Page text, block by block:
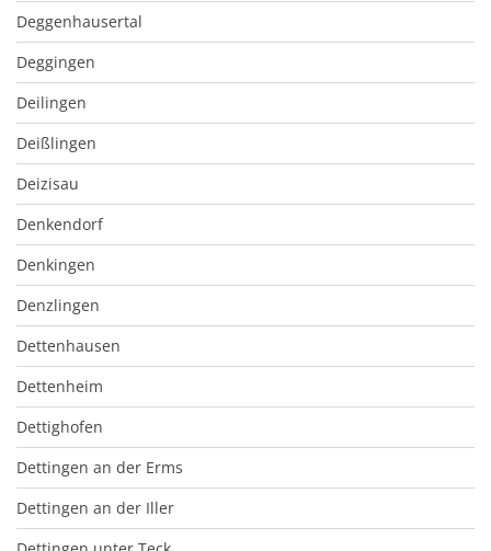
Deggenhausertal
Deggingen
Deilingen
Deißlingen
Deizisau
Denkendorf
Denkingen
Denzlingen
Dettenhausen
Dettenheim
Dettighofen
Dettingen an der Erms
Dettingen an der Iller